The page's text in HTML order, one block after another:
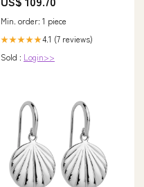
Min. order: 1 piece
★★★★★4.1 (7 reviews)
Sold : Login>>